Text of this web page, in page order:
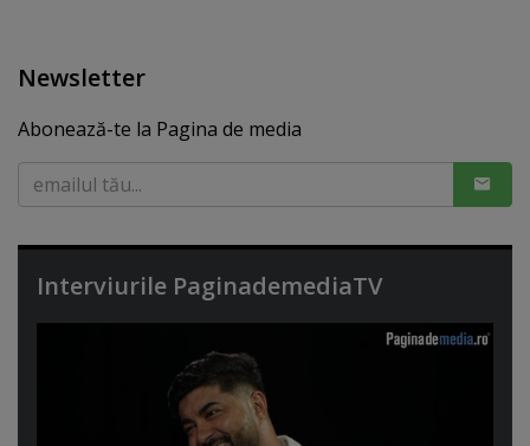
Newsletter
Abonează-te la Pagina de media
Interviurile PaginademediaTV